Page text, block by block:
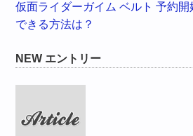
仮面ライダーガイム ベルト 予約開
できる方法は？
NEW エントリー